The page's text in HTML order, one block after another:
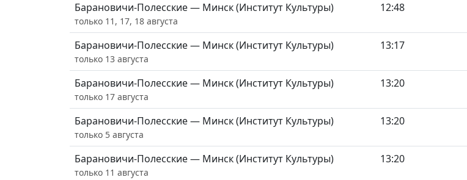
Барановичи-Полесские — Минск (Институт Культуры)
только 11, 17, 18 августа
12:48
Барановичи-Полесские — Минск (Институт Культуры)
только 13 августа
13:17
Барановичи-Полесские — Минск (Институт Культуры)
только 17 августа
13:20
Барановичи-Полесские — Минск (Институт Культуры)
только 5 августа
13:20
Барановичи-Полесские — Минск (Институт Культуры)
только 11 августа
13:20